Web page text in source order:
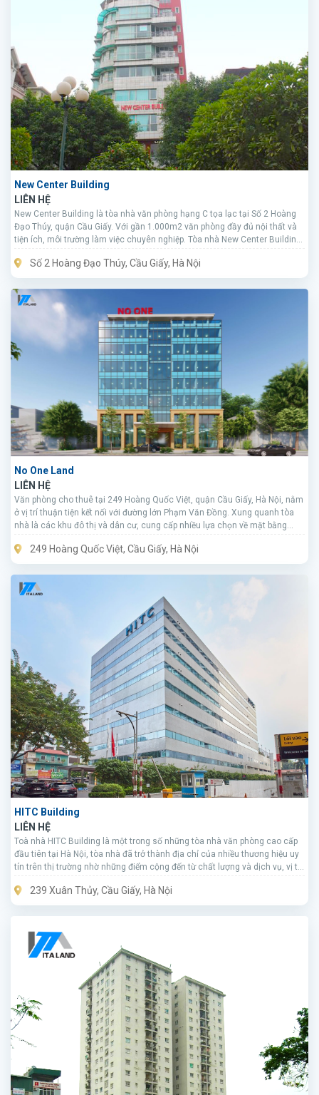
New Center Building
LIÊN HỆ
New Center Building là tòa nhà văn phòng hạng C tọa lạc tại Số 2 Hoàng
Đạo Thúy, quận Cầu Giấy. Với gần 1.000m2 văn phòng đầy đủ nội thất và
tiện ích, môi trường làm việc chuyên nghiệp. Tòa nhà New Center Building
công ty.Số 2 Hoàng Đạo Thúy, Cầu Giấy, Hà Nội
No One Land
LIÊN HỆ
Văn phòng cho thuê tại 249 Hoàng Quốc Việt, quận Cầu Giấy, Hà Nội, nằm
ở vị trí thuận tiện kết nối với đường lớn Phạm Văn Đồng. Xung quanh tòa
nhà là các khu đô thị và dân cư, cung cấp nhiều lựa chọn về mặt bằng
và nhiều tiện ích, là lựa chọn lý tưởng cho doanh nghiệp tại quận Cầu Giấy.
249 Hoàng Quốc Việt, Cầu Giấy, Hà Nội
HITC Building
LIÊN HỆ
Toà nhà HITC Building là một trong số những tòa nhà văn phòng cao cấp
đầu tiên tại Hà Nội, tòa nhà đã trở thành địa chỉ của nhiều thương hiệu uy
tín trên thị trường nhờ những điểm cộng đến từ chất lượng và dịch vụ, vị trí
239 Xuân Thủy, Cầu Giấy, Hà Nội